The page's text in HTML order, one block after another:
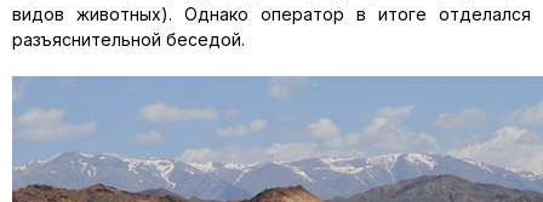
видов животных). Однако оператор в итоге отделался
разъяснительной беседой.